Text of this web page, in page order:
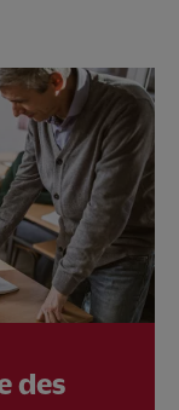
des